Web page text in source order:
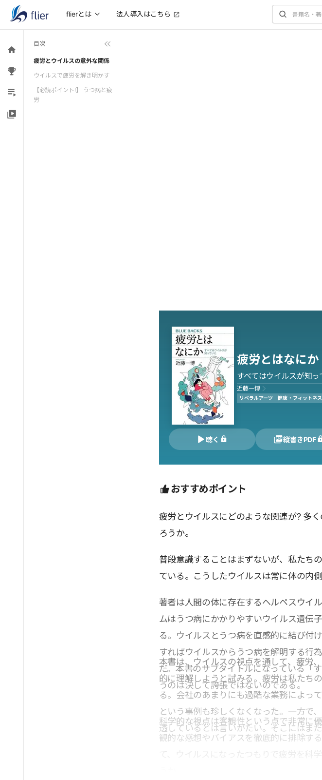
flierとは 法人導入はこちら
目次
疲労とウイルスの意外な関係
ウイルスで疲労を解き明かす
【必読ポイント!】 うつ病と疲
労
疲労とはなにか
すべてはウイルスが知っ
近藤一博
リベラルアーツ 健康・フィットネス
聴く 縦書きPDF
おすすめポイント
疲労とウイルスにどのような関連が? 多
ろうか。
普段意識することはまずないが、私たち
ている。こうしたウイルスは常に体の内
著者は人間の体に存在するヘルペスウイ
ムはうつ病にかかりやすいウイルス遺伝
る。ウイルスとうつ病を直感的に結び付
すればウイルスからうつ病を解明する行
だ。本書のサブタイトルになっている「
うのは決して誇張ではないのである。
本書は、ウイルスの視点を通して、疲労
的に理解しようと試みる。疲労は私たち
る。会社のあまりにも過酷な業務によっ
という事例も珍しくなくなった。一方で
透しているとは言いがたい。そこにはま
科学的な視点は客観性という点で非常に
観的な感想やバイアスを徹底的に排除す